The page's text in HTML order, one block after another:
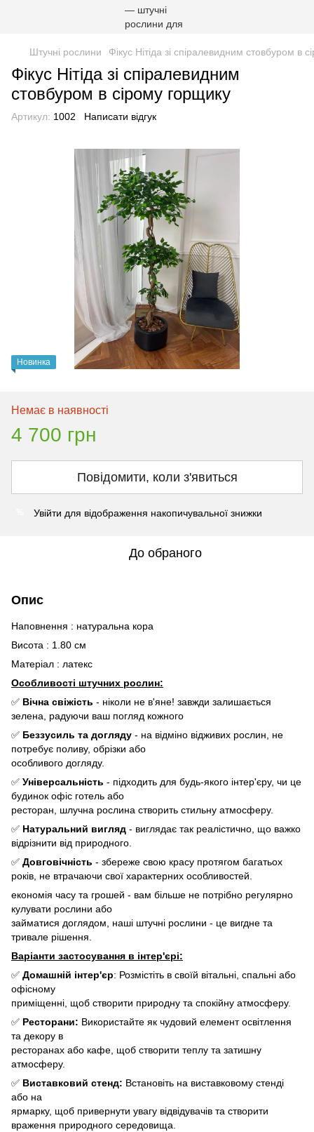
Штучні рослини Фікус Нітіда зі спіралевидним стовбуром в
Фікус Нітіда зі спіралевидним
стовбуром в сірому горщику
Артикул: 1002 Написати відгук
Новинка
Немає в наявності
4 700 грн
Повідомити, коли з'явиться
Увійти для відображення накопичувальної знижки
До обраного
Опис
Наповнення : натуральна кора
Висота : 1.80 см
Матеріал : латекс
Особливості штучних рослин:
✅ Вічна свіжість - ніколи не в'яне! завжди залишається
зелена, радуючи ваш погляд кожного
✅ Беззусиль та догляду - на відміно відживих рослин, не
потребує поливу, обрізки або
особливого догляду.
✅ Універсальність - підходить для будь-якого інтер'єру, чи це
будинок офіс готель або
ресторан, шлучна рослина створить стильну атмосферу.
✅ Натуральний вигляд - виглядає так реалістично, що важко
відрізнити від природного.
✅ Довговічність - збереже свою красу протягом багатьох
років, не втрачаючи свої характерних особливостей.
економія часу та грошей - вам більше не потрібно регулярно
кулувати рослини або
займатися доглядом, наші штучні рослини - це вигдне та
тривале рішення.
Варіанти застосування в інтер'єрі:
✅ Домашній інтер'єр: Розмістіть в своїй вітальні, спальні або
офісному
приміщенні, щоб створити природну та спокійну атмосферу.
✅ Ресторани: Використайте як чудовий елемент освітлення
та декору в
ресторанах або кафе, щоб створити теплу та затишну
атмосферу.
✅ Виставковий стенд: Встановіть на виставковому стенді
або на
ярмарку, щоб привернути увагу відвідувачів та створити
враження природного середовища.